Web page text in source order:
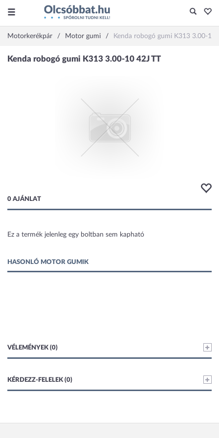
Motorkerékpár Motor gumi Kenda robogó gumi K313 3.00-10
0 AJÁNLAT
Ez a termék jelenleg egy boltban sem kapható
HASONLÓ MOTOR GUMIK
VÉLEMÉNYEK (0)
KÉRDEZZ-FELELEK (0)